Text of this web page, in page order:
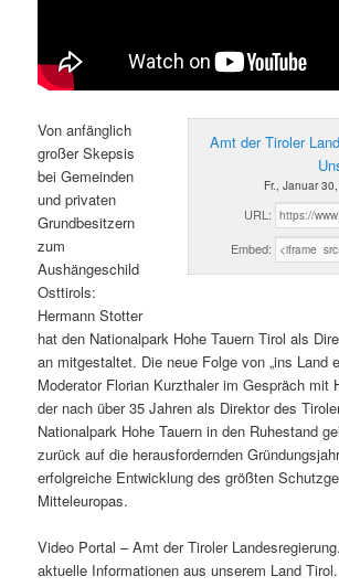
Amt der Tiroler
Fr., Januar
URL:
Embed:
Von anfänglich
großer Skepsis
bei Gemeinden
und privaten
Grundbesitzern
zum
Aushängeschild
Osttirols:
Hermann Stotter
hat den Nationalpark Hohe Tauern Tirol als
an mitgestaltet. Die neue Folge von „ins Land
Moderator Florian Kurzthaler im Gespräch mit
der nach über 35 Jahren als Direktor des
Nationalpark Hohe Tauern in den Ruhestand
zurück auf die herausfordernden
erfolgreiche Entwicklung des größten
Mitteleuropas.
Video Portal – Amt der Tiroler
aktuelle Informationen aus unserem Land Tirol.